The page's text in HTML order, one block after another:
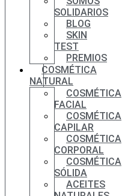
SOLIDARIOS
BLOG
SKIN
TEST
PREMIOS
COSMÉTICA
NATURAL
COSMÉTICA
FACIAL
COSMÉTICA
CAPILAR
COSMÉTICA
CORPORAL
COSMÉTICA
SÓLIDA
ACEITES